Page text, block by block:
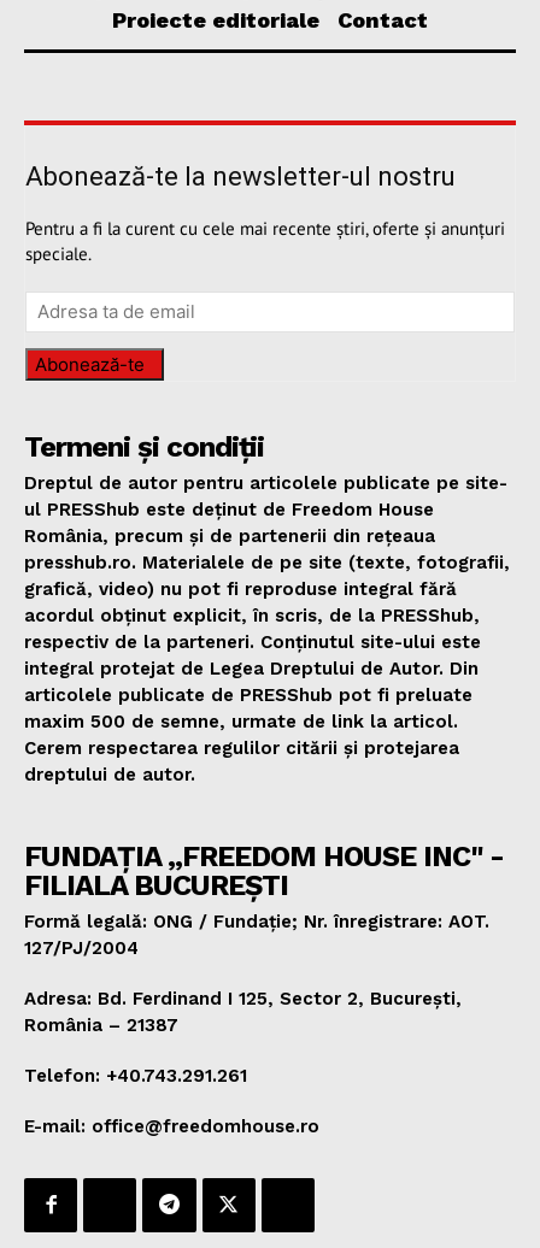
Proiecte editoriale
Contact
Abonează-te la newsletter-ul nostru
Pentru a fi la curent cu cele mai recente știri, oferte și anunțuri
speciale.
Abonează-te
Termeni și condiții
Dreptul de autor pentru articolele publicate pe site-
ul PRESShub este deținut de Freedom House
România, precum și de partenerii din rețeaua
presshub.ro. Materialele de pe site (texte, fotografii,
grafică, video) nu pot fi reproduse integral fără
acordul obținut explicit, în scris, de la PRESShub,
respectiv de la parteneri. Conținutul site-ului este
integral protejat de Legea Dreptului de Autor. Din
articolele publicate de PRESShub pot fi preluate
maxim 500 de semne, urmate de link la articol.
Cerem respectarea regulilor citării și protejarea
dreptului de autor.
FUNDAȚIA „FREEDOM HOUSE INC" -
FILIALA BUCUREȘTI
Formă legală: ONG / Fundație; Nr. înregistrare: AOT.
127/PJ/2004
Adresa: Bd. Ferdinand I 125, Sector 2, București,
România – 21387
Telefon: +40.743.291.261
E-mail: office@freedomhouse.ro